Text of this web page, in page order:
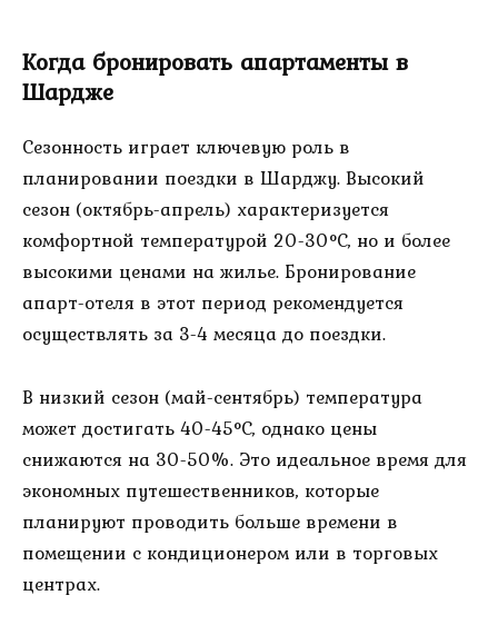
Когда бронировать апартаменты в
Шардже
Сезонность играет ключевую роль в
планировании поездки в Шарджу. Высокий
сезон (октябрь-апрель) характеризуется
комфортной температурой 20-30°C, но и более
высокими ценами на жилье. Бронирование
апарт-отеля в этот период рекомендуется
осуществлять за 3-4 месяца до поездки.
В низкий сезон (май-сентябрь) температура
может достигать 40-45°C, однако цены
снижаются на 30-50%. Это идеальное время для
экономных путешественников, которые
планируют проводить больше времени в
помещении с кондиционером или в торговых
центрах.